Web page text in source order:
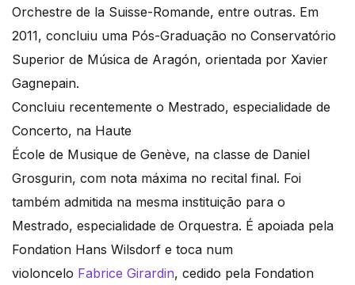
Orchestre de la Suisse-Romande, entre outras. Em
2011, concluiu uma Pós-Graduação no Conservatório
Superior de Música de Aragón, orientada por Xavier
Gagnepain.
Concluiu recentemente o Mestrado, especialidade de
Concerto, na Haute
École de Musique de Genève, na classe de Daniel
Grosgurin, com nota máxima no recital final. Foi
também admitida na mesma instituição para o
Mestrado, especialidade de Orquestra. É apoiada pela
Fondation Hans Wilsdorf e toca num
violoncelo Fabrice Girardin, cedido pela Fondation